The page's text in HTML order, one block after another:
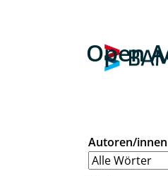
Open
Autoren/innen